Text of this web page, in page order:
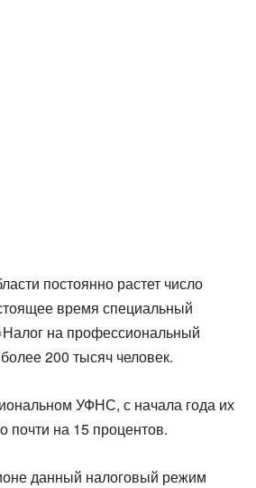
постоянно растет число
время специальный
на профессиональный
200 тысяч человек.
УФНС, с начала года их
почти на 15 процентов.
данный налоговый режим